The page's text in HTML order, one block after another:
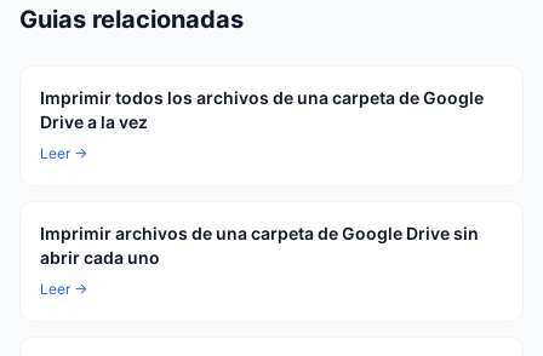
Guias relacionadas
Imprimir todos los archivos de una carpeta de Google
Drive a la vez
Leer →
Imprimir archivos de una carpeta de Google Drive sin
abrir cada uno
Leer →